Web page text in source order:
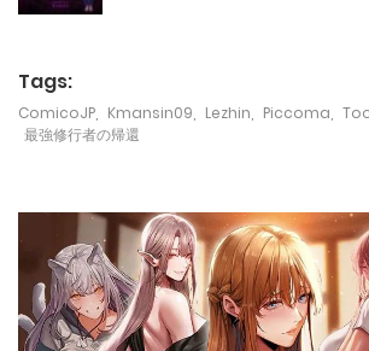
January 17, 2024
January 17, 2024
December 30, 2023
第304話
December 29, 2023
Tags:
ComicoJP Kmansin09 Lezhin Piccoma
最強修行者の帰還